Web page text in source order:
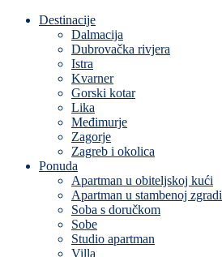
Destinacije
Dalmacija
Dubrovačka rivjera
Istra
Kvarner
Gorski kotar
Lika
Međimurje
Zagorje
Zagreb i okolica
Ponuda
Apartman u obiteljskoj kući
Apartman u stambenoj zgradi
Soba s doručkom
Sobe
Studio apartman
Villa